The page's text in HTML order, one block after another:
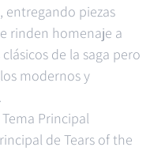
entregando piezas
rinden homenaje a
de la saga pero
modernos y
Principal
de Tears of the